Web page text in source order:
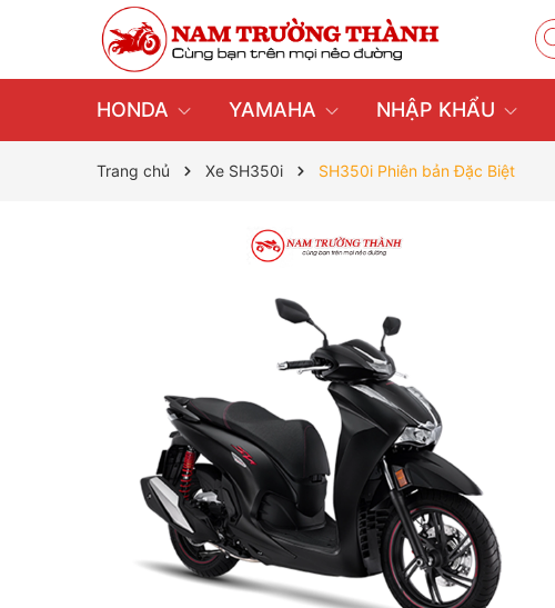
HONDA YAMAHA NHẬP KHẨU
Trang chủ Xe SH350i SH350i Phiên bản Đặc Biệt